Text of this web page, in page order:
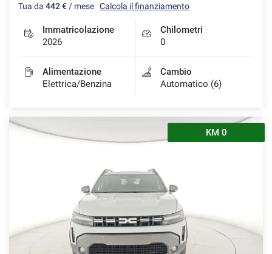
Tua da 442 € / mese Calcola il finanziamento
Immatricolazione
2026
Chilometri
0
Alimentazione
Elettrica/Benzina
Cambio
Automatico (6)
KM 0